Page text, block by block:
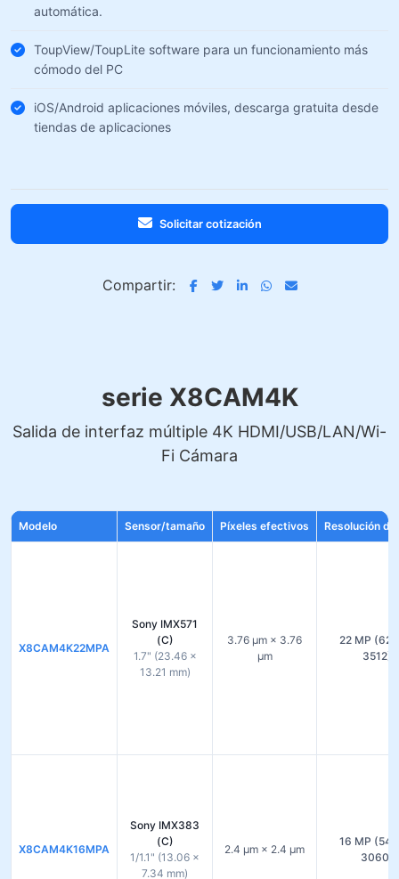
automática.
ToupView/ToupLite software para un funcionamiento más
cómodo del PC
iOS/Android aplicaciones móviles, descarga gratuita desde
tiendas de aplicaciones
Solicitar cotización
Compartir:
serie X8CAM4K
Salida de interfaz múltiple 4K HDMI/USB/LAN/Wi-
Fi Cámara
Modelo Sensor/tamaño Píxeles efectivos Resolución
X8CAM4K22MPA
Sony IMX571
(C)
1.7" (23.46 ×
13.21 mm)
3.76 µm × 3.76
µm
22 MP
3512)
X8CAM4K16MPA
Sony IMX383
(C)
1/1.1" (13.06 ×
7.34 mm)
2.4 µm × 2.4 µm
16 MP
3060)